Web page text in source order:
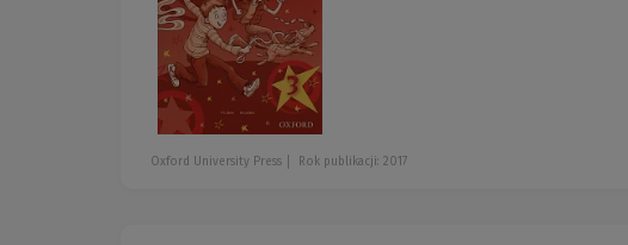
Oxford University Press Rok publikacji: 2017